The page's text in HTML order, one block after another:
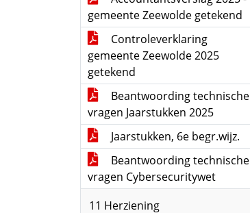
gemeente Zeewolde getekend
Controleverklaring
gemeente Zeewolde 2025
getekend
Beantwoording technische
vragen Jaarstukken 2025
Jaarstukken, 6e begr.wijz.
Beantwoording technische
vragen Cybersecuritywet
11 Herziening